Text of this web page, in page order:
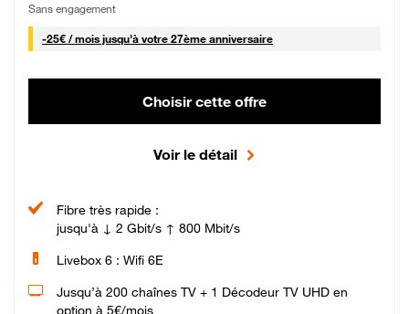
Sans engagement
-25€ / mois25 € par mois
jusqu'à votre 27ème anniversaire
Choisir cette offre
Voir le détail
Fibre très rapide :
jusqu'à ↓ 2 Gbit/s ↑ 800 Mbit/s
Livebox 6 : Wifi 6E
Jusqu’à 200 chaînes TV + 1 Décodeur TV UHD en
option à 5€/mois